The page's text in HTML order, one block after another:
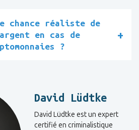
chance réaliste de
en cas de
?
David Lüdtke
David Lüdtke est un expert
certifié en criminalistique